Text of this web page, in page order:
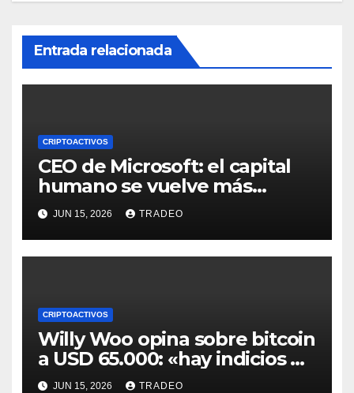
Entrada relacionada
CRIPTOACTIVOS
CEO de Microsoft: el capital
humano se vuelve más
valioso a medida que crece la
IA
JUN 15, 2026 TRADEO
CRIPTOACTIVOS
Willy Woo opina sobre bitcoin
a USD 65.000: «hay indicios de
posible divergencia alcista»
JUN 15, 2026 TRADEO